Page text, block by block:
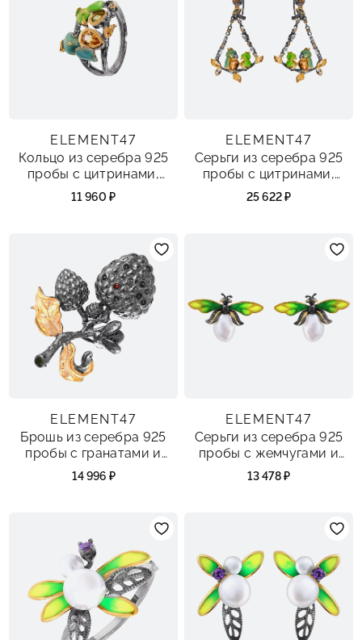
ELEMENT47
Кольцо из серебра 925
пробы с цитринами,
перидотами, топазами и
эмалью
11 960 ₽
ELEMENT47
Серьги из серебра 925
пробы с цитринами,
перидотами, топазами и
эмалью
25 622 ₽
ELEMENT47
Брошь из серебра 925
пробы с гранатами и
хромдиопсидом
14 996 ₽
ELEMENT47
Серьги из серебра 925
пробы с жемчугами и
эмалью
13 478 ₽